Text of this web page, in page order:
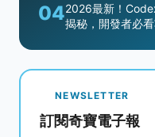
042026最新！
揭秘，開發者必看
NEWSLETTER
訂閱奇寶電子報